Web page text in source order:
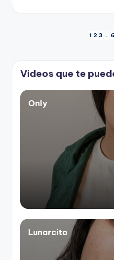
Paginación
de
entradas
1 2 3 …
Videos que te
Only
Lunarcito